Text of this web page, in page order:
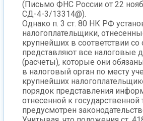
(Письмо ФНС России от 22
СД-4-3/13314@).
Однако п. 3 ст. 80 НК РФ
налогоплательщики,
крупнейших в соответствии
представляют все налоговые
(расчеты), которые они
в налоговый орган по месту
крупнейших
порядок представления
отнесенной к государственной
предусмотрен